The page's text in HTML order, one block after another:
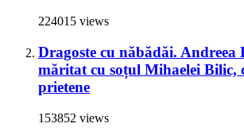
224015 views
Dragoste cu năbădăi. Andreea
măritat cu soțul Mihaelei Bilic,
prietene
153852 views